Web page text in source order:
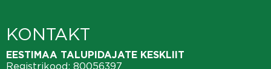
KONTAKT
EESTIMAA TALUPIDAJATE KESKLIIT
Registrikood: 80056397